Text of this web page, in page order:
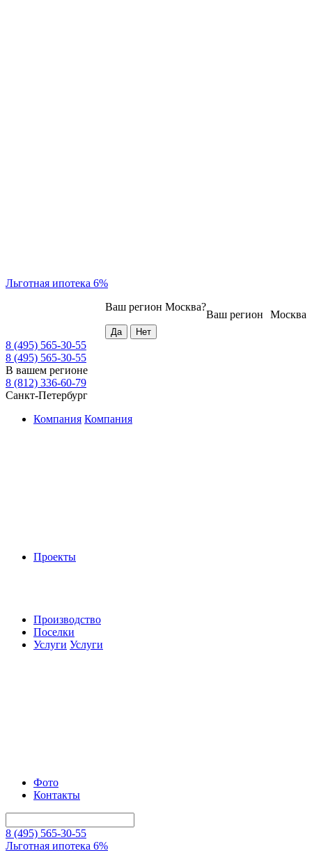
Льготная ипотека 6%
Москва
Ваш регион
Ваш регион Москва?
8 (495) 565-30-55
8 (495) 565-30-55
В вашем регионе
8 (812) 336-60-79
Санкт-Петербург
Компания Компания
Проекты
Производство
Поселки
Услуги Услуги
Фото
Контакты
8 (495) 565-30-55
Льготная ипотека 6%